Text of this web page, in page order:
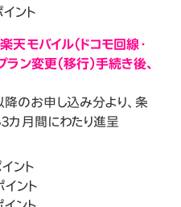
ント
天モバイル（ドコモ回線・
ン変更（移行）手続き後、
のお申し込み分より、条
カ月間にわたり進呈
ント
ント